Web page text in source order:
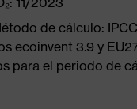
de cálculo:
ecoinvent 3.9 y
para el periodo de